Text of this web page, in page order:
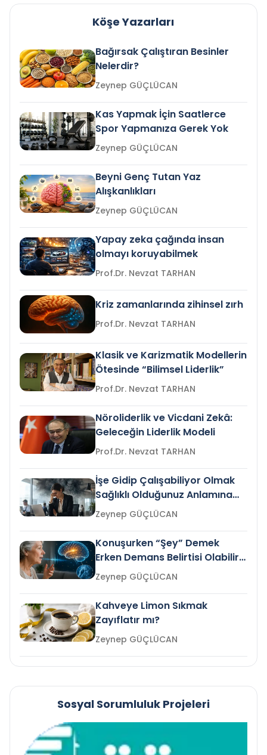
Köşe Yazarları
Bağırsak Çalıştıran Besinler
Nelerdir?
Zeynep GÜÇLÜCAN
Kas Yapmak İçin Saatlerce
Spor Yapmanıza Gerek Yok
Zeynep GÜÇLÜCAN
Beyni Genç Tutan Yaz
Alışkanlıkları
Zeynep GÜÇLÜCAN
Yapay zeka çağında insan
olmayı koruyabilmek
Prof.Dr. Nevzat TARHAN
Kriz zamanlarında zihinsel zırh
Prof.Dr. Nevzat TARHAN
Klasik ve Karizmatik Modellerin
Ötesinde “Bilimsel Liderlik”
Prof.Dr. Nevzat TARHAN
Nöroliderlik ve Vicdani Zekâ:
Geleceğin Liderlik Modeli
Prof.Dr. Nevzat TARHAN
İşe Gidip Çalışabiliyor Olmak
Sağlıklı Olduğunuz Anlamına
Gelir mi?Zeynep GÜÇLÜCAN
Konuşurken “Şey” Demek
Erken Demans Belirtisi Olabilir
mi?
Zeynep GÜÇLÜCAN
Kahveye Limon Sıkmak
Zayıflatır mı?
Zeynep GÜÇLÜCAN
Sosyal Sorumluluk Projeleri